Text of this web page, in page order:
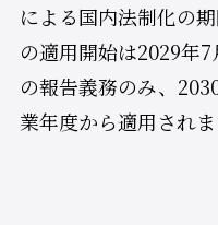
による国内法制化の
の適用開始は2029年
の報告義務のみ、
業年度から適用されま